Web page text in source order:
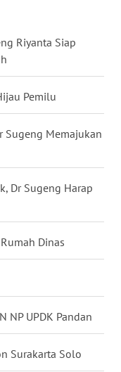
Riyanta Siap
Pemilu
Sugeng Memajukan
Dr Sugeng Harap
Dinas
NP UPDK Pandan
Surakarta Solo